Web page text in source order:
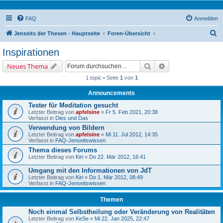
FAQ Anmelden
Jenseits der Thesen - Hauptseite Foren-Übersicht
Inspirationen
Neues Thema Suche
1 topic • Seite 1 von 1
Announcements
Tester für Meditation gesucht
Letzter Beitrag von apfelsine « Fr 5. Feb 2021, 20:38
Verfasst in Dies und Das
Verwendung von Bildern
Letzter Beitrag von apfelsine « Mi 11. Jul 2012, 14:35
Verfasst in FAQ-Jenseitswissen
Thema dieses Forums
Letzter Beitrag von Kiri « Do 22. Mär 2012, 16:41
Umgang mit den Informationen von JdT
Letzter Beitrag von Kiri « Do 1. Mär 2012, 08:49
Verfasst in FAQ-Jenseitswissen
Themen
Noch einmal Selbstheilung oder Veränderung von Realitäten
Letzter Beitrag von KeSe « Mi 22. Jan 2025, 22:47